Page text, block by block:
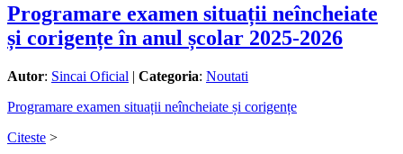
Programare examen situații neîncheiate
și corigențe în anul școlar 2025-2026
Autor: Sincai Oficial | Categoria: Noutati
Programare examen situații neîncheiate și corigențe
Citeste >